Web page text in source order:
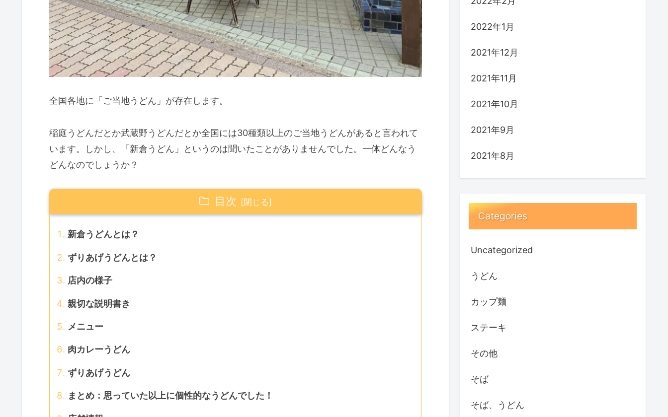
全国各地に「ご当地うどん」が存在します。
稲庭うどんだとか武蔵野うどんだとか全国には30種類以上のご当地うどんがあると言われて
います。しかし、「新倉うどん」というのは聞いたことがありませんでした。一体どんなう
どんなのでしょうか？
目次
新倉うどんとは？
ずりあげうどんとは？
店内の様子
親切な説明書き
メニュー
肉カレーうどん
ずりあげうどん
まとめ：思っていた以上に個性的なうどんでした！
2022年1月
2021年12月
2021年11月
2021年10月
2021年9月
2021年8月
Categories
Uncategorized
うどん
カップ麺
ステーキ
その他
そば
そば、うどん